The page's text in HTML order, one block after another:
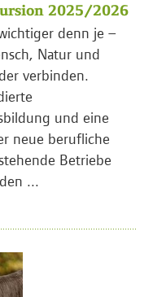
2025/2026
denn je –
Natur und
verbinden.
und eine
neue berufliche
Betriebe
...